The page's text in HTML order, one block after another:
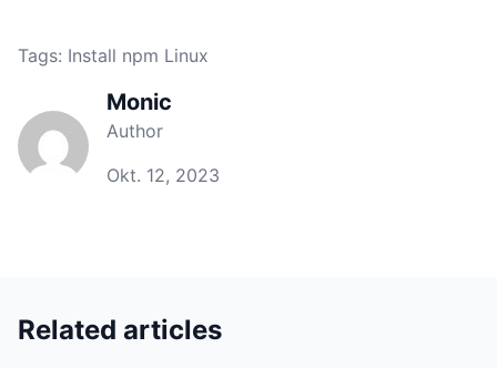
Tags: Install npm Linux
Monic
Author
Okt. 12, 2023
Related articles